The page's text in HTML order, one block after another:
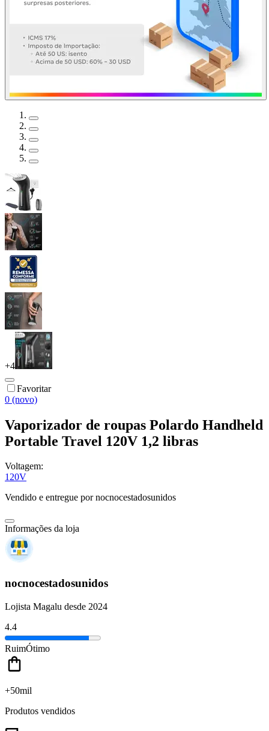
+4
Favoritar
0 (novo)
Vaporizador de roupas Polardo Handheld
Portable Travel 120V 1,2 libras
Voltagem:
120V
Vendido e entregue por nocnocestadosunidos
Informações da loja
nocnocestadosunidos
Lojista Magalu desde 2024
4.4
RuimÓtimo
+50mil
Produtos vendidos